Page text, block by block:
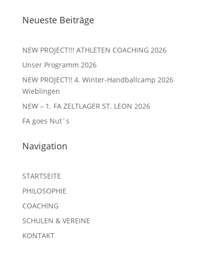
Neueste Beiträge
NEW PROJECT!!! ATHLETEN COACHING 2026
Unser Programm 2026
NEW PROJECT!! 4. Winter-Handballcamp 2026
Wieblingen
NEW – 1. FA ZELTLAGER ST. LEON 2026
FA goes Nut´s
Navigation
STARTSEITE
PHILOSOPHIE
COACHING
SCHULEN & VEREINE
KONTAKT